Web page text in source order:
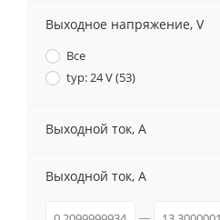
Выходное напряжение, V
Все
typ: 24 V (53)
Выходной ток, A
Выходной ток, A